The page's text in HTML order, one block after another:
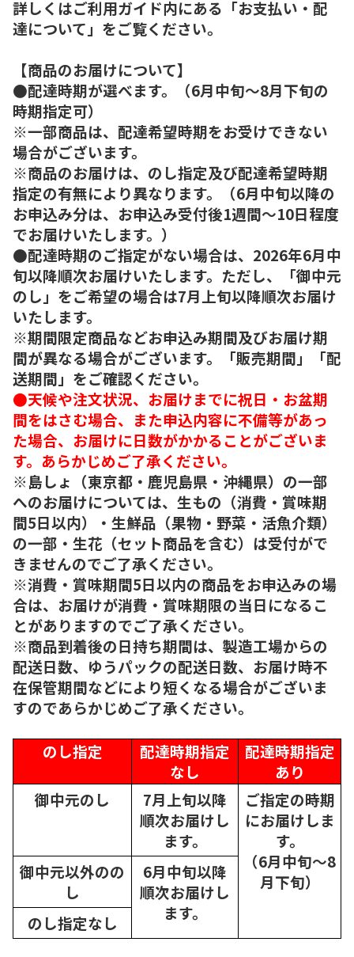
詳しくはご利用ガイド内にある「お支払い・配
達について」をご覧ください。
【商品のお届けについて】
●配達時期が選べます。（6月中旬～8月下旬の
時期指定可）
※一部商品は、配達希望時期をお受けできない
場合がございます。
※商品のお届けは、のし指定及び配達希望時期
指定の有無により異なります。（6月中旬以降の
お申込み分は、お申込み受付後1週間～10日程度
でお届けいたします。）
●配達時期のご指定がない場合は、2026年6月中
旬以降順次お届けいたします。ただし、「御中元
のし」をご希望の場合は7月上旬以降順次お届け
いたします。
※期間限定商品などお申込み期間及びお届け期
間が異なる場合がございます。「販売期間」「配
送期間」をご確認ください。
●天候や注文状況、お届けまでに祝日・お盆期
間をはさむ場合、また申込内容に不備等があっ
た場合、お届けに日数がかかることがございま
す。あらかじめご了承ください。
※島しょ（東京都・鹿児島県・沖縄県）の一部
へのお届けについては、生もの（消費・賞味期
間5日以内）・生鮮品（果物・野菜・活魚介類）
の一部・生花（セット商品を含む）は受付がで
きませんのでご了承ください。
※消費・賞味期間5日以内の商品をお申込みの場
合は、お届けが消費・賞味期限の当日になるこ
とがありますのでご了承ください。
※商品到着後の日持ち期間は、製造工場からの
配送日数、ゆうパックの配送日数、お届け時不
在保管期間などにより短くなる場合がございま
すのであらかじめご了承ください。
のし指定
配達時期指定
なし
配達時期指定
あり
御中元のし
7月上旬以降
順次お届けし
ます。
ご指定の時期
にお届けしま
す。
（6月中旬～8
月下旬）
御中元以外のの
し
6月中旬以降
順次お届けし
ます。
のし指定なし